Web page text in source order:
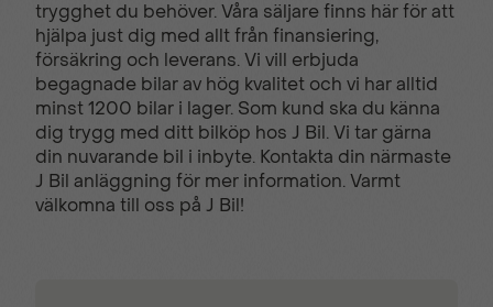
Backstartshjälp Bagagerumsmatta
Barnlås Bluetooth (handsfree)
Broms-assistans Centrallås (fjärrstyrt)
trygghet du behöver. Våra säljare finns här för att
hjälpa just dig med allt från finansiering,
försäkring och leverans. Vi vill erbjuda
begagnade bilar av hög kvalitet och vi har alltid
minst 1200 bilar i lager. Som kund ska du känna
dig trygg med ditt bilköp hos J Bil. Vi tar gärna
din nuvarande bil i inbyte. Kontakta din närmaste
J Bil anläggning för mer information. Varmt
välkomna till oss på J Bil!